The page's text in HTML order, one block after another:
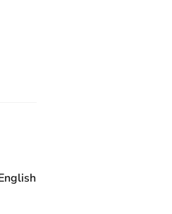
via X - U verlaat
via Facebook - U
via e-mail
nieuwsbericht via LinkedIn - U